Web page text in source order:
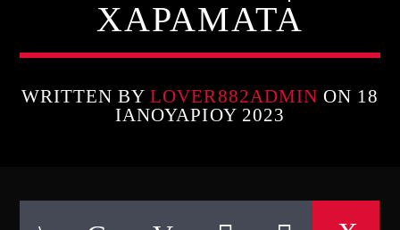
ΧΑΡΑΜΑΤΑ
WRITTEN BYLOVER882ADMIN ON 18
ΙΑΝΟΥΑΡΊΟΥ 2023